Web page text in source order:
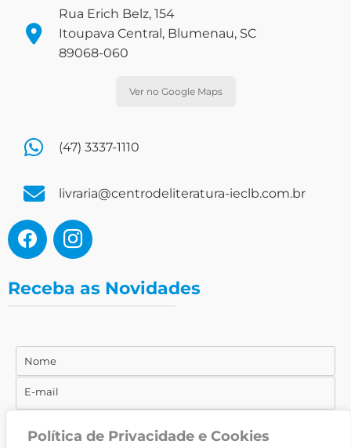
Política de Privacidade e Cookies
Rua Erich Belz, 154
Itoupava Central, Blumenau, SC
89068-060
Ver no Google Maps
(47) 3337-1110
livraria@centrodeliteratura-ieclb.com.br
Receba as Novidades
Nome
Nome
E-
mail
E-mail
CADASTRAR-SE